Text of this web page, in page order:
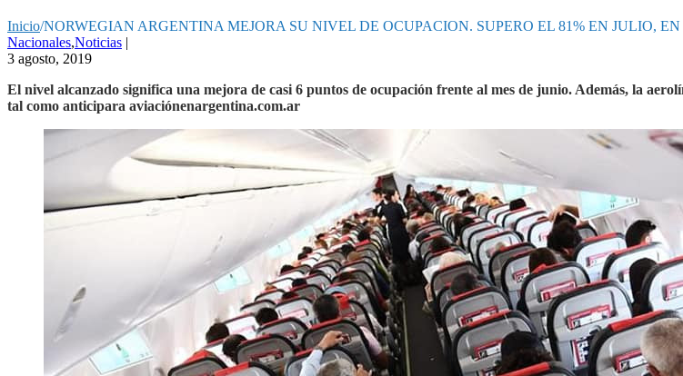
Inicio/NORWEGIAN ARGENTINA MEJORA SU NIVEL DE OCUPACION. SUPERO EL 81% EN JULIO,
Nacionales,Noticias |
3 agosto, 2019
El nivel alcanzado significa una mejora de casi 6 puntos de ocupación frente al mes de junio. Además, la
tal como anticipara aviaciónenargentina.com.ar